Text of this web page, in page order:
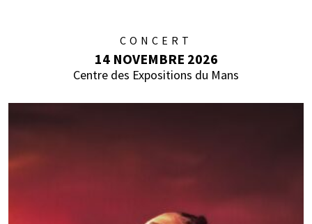
CONCERT
14 NOVEMBRE 2026
Centre des Expositions du Mans